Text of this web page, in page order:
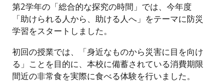
第2学年の「総合的な探究の時間」では、今年度
「助けられる人から、助ける人へ」をテーマに防災
学習をスタートしました。
初回の授業では、「身近なものから災害に目を向け
る」ことを目的に、本校に備蓄されている消費期限
間近の非常食を実際に食べる体験を行いました。